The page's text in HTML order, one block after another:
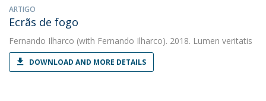
ARTIGO
Ecrãs de fogo
Fernando Ilharco (with Fernando Ilharco). 2018. Lumen veritatis
DOWNLOAD AND MORE DETAILS